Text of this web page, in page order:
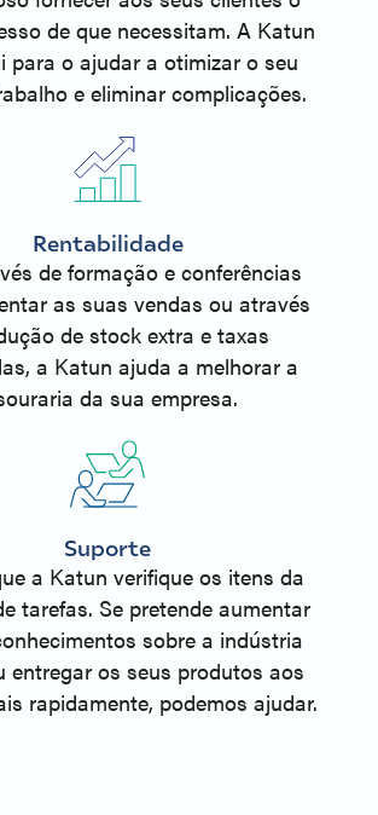
de que necessitam. A Katun
para o ajudar a otimizar o seu
e eliminar complicações.
Rentabilidade
de formação e conferências
as suas vendas ou através
de stock extra e taxas
a Katun ajuda a melhorar a
da sua empresa.
Suporte
a Katun verifique os itens da
tarefas. Se pretende aumentar
sobre a indústria
entregar os seus produtos aos
rapidamente, podemos ajudar.